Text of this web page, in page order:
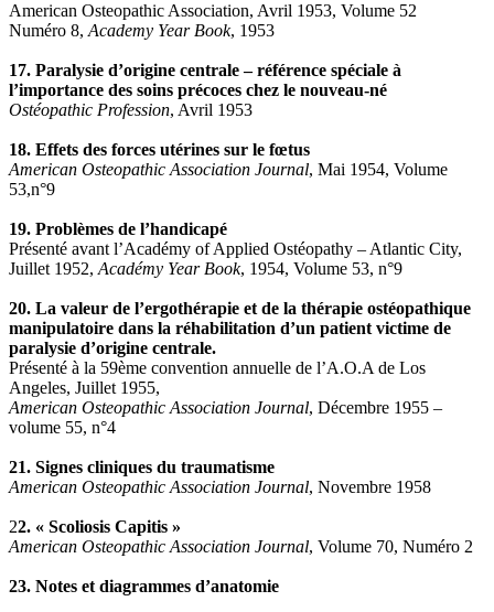
American Osteopathic Association, Avril 1953, Volume 52
Numéro 8, Academy Year Book, 1953
17. Paralysie d’origine centrale – référence spéciale à
l’importance des soins précoces chez le nouveau-né
Ostéopathic Profession, Avril 1953
18. Effets des forces utérines sur le fœtus
American Osteopathic Association Journal, Mai 1954, Volume
53,n°9
19. Problèmes de l’handicapé
Présenté avant l’Académy of Applied Ostéopathy – Atlantic City,
Juillet 1952, Académy Year Book, 1954, Volume 53, n°9
20. La valeur de l’ergothérapie et de la thérapie ostéopathique
manipulatoire dans la réhabilitation d’un patient victime de
paralysie d’origine centrale.
Présenté à la 59ème convention annuelle de l’A.O.A de Los
Angeles, Juillet 1955,
American Osteopathic Association Journal, Décembre 1955 –
volume 55, n°4
21. Signes cliniques du traumatisme
American Osteopathic Association Journal, Novembre 1958
22. « Scoliosis Capitis »
American Osteopathic Association Journal, Volume 70, Numéro 2
23. Notes et diagrammes d’anatomie